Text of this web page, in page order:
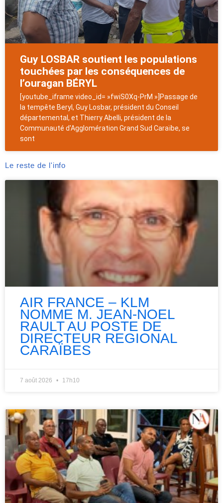
Guy LOSBAR soutient les populations
touchées par les conséquences de
l’ouragan BÉRYL
[youtube_iframe video_id= »fwiS0Xq-PrM »]Passage de
la tempête Beryl, Guy Losbar, président du Conseil
départemental, et Thierry Abelli, président de la
Communauté d'Agglomération Grand Sud Caraïbe, se
sont
Le reste de l'info
AIR FRANCE – KLM
NOMME M. JEAN-NOEL
RAULT AU POSTE DE
DIRECTEUR REGIONAL
CARAÏBES
7 août 2026 17h10